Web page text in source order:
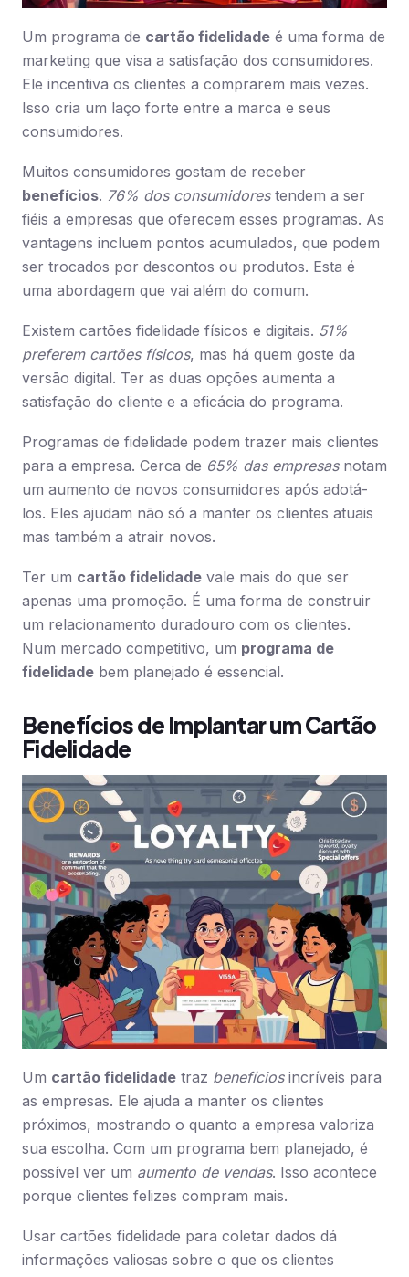
Um programa de cartão fidelidade é uma forma de
marketing que visa a satisfação dos consumidores.
Ele incentiva os clientes a comprarem mais vezes.
Isso cria um laço forte entre a marca e seus
consumidores.
Muitos consumidores gostam de receber
benefícios. 76% dos consumidorestendem a ser
fiéis a empresas que oferecem esses programas. As
vantagens incluem pontos acumulados, que podem
ser trocados por descontos ou produtos. Esta é
uma abordagem que vai além do comum.
Existem cartões fidelidade físicos e digitais. 51%
preferem cartões físicos, mas há quem goste da
versão digital. Ter as duas opções aumenta a
satisfação do cliente e a eficácia do programa.
Programas de fidelidade podem trazer mais clientes
para a empresa. Cerca de 65% das empresasnotam
um aumento de novos consumidores após adotá-
los. Eles ajudam não só a manter os clientes atuais
mas também a atrair novos.
Ter um cartão fidelidade vale mais do que ser
apenas uma promoção. É uma forma de construir
um relacionamento duradouro com os clientes.
Num mercado competitivo, um programa de
fidelidade bem planejado é essencial.
Benefícios de Implantar um Cartão
Fidelidade
Um cartão fidelidade traz benefíciosincríveis para
as empresas. Ele ajuda a manter os clientes
próximos, mostrando o quanto a empresa valoriza
sua escolha. Com um programa bem planejado, é
possível ver um aumento de vendas. Isso acontece
porque clientes felizes compram mais.
Usar cartões fidelidade para coletar dados dá
informações valiosas sobre o que os clientes